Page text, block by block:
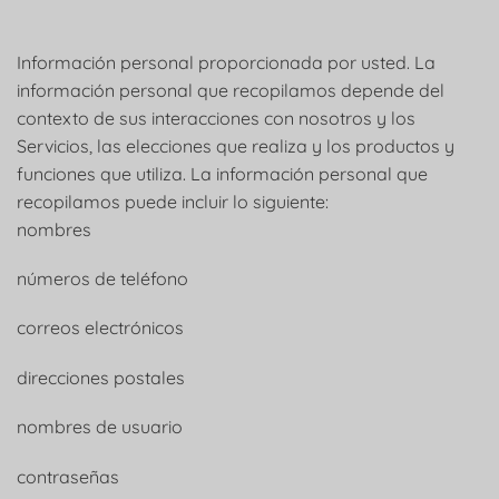
Información personal proporcionada por usted. La
información personal que recopilamos depende del
contexto de sus interacciones con nosotros y los
Servicios, las elecciones que realiza y los productos y
funciones que utiliza. La información personal que
recopilamos puede incluir lo siguiente:
nombres
números de teléfono
correos electrónicos
direcciones postales
nombres de usuario
contraseñas